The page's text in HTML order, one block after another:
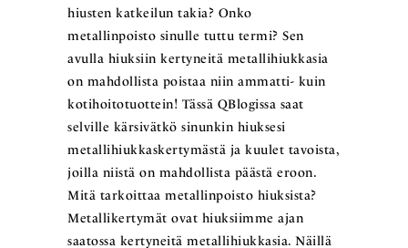
hiusten katkeilun takia? Onko
metallinpoisto sinulle tuttu termi? Sen
avulla hiuksiin kertyneitä metallihiukkasia
on mahdollista poistaa niin ammatti- kuin
kotihoitotuottein! Tässä QBlogissa saat
selville kärsivätkö sinunkin hiuksesi
metallihiukkaskertymästä ja kuulet tavoista,
joilla niistä on mahdollista päästä eroon.
Mitä tarkoittaa metallinpoisto hiuksista?
Metallikertymät ovat hiuksiimme ajan
saatossa kertyneitä metallihiukkasia. Näillä